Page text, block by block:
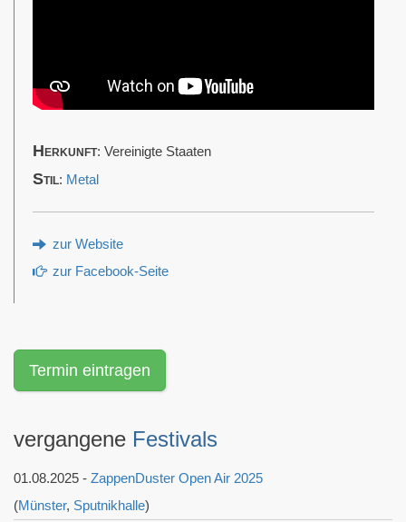
Herkunft: Vereinigte Staaten
Stil: Metal
zur Website
zur Facebook-Seite
Termin eintragen
vergangene Festivals
01.08.2025 - ZappenDuster Open Air 2025
(Münster, Sputnikhalle)